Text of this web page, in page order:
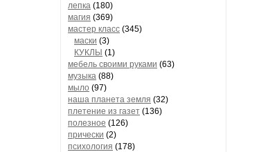
лепка (180)
магия (369)
мастер класс (345)
маски (3)
КУКЛЫ (1)
мебель своими руками (63)
музыка (88)
мыло (97)
наша планета земля (32)
плетение из газет (136)
полезное (126)
прически (2)
психология (178)